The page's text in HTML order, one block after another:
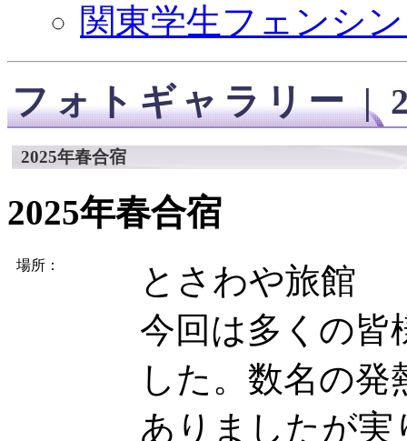
関東学生フェンシ
フォトギャラリー |
2025年春合宿
2025年春合宿
場所：
とさわや旅館
今回は多くの皆
した。数名の発
ありましたが実